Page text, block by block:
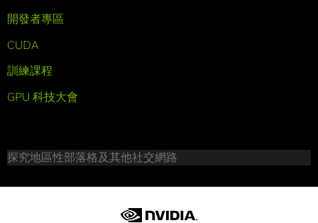
開發者專區
CUDA
訓練課程
GPU 科技大會
探究地區性部落格及其他社交網路